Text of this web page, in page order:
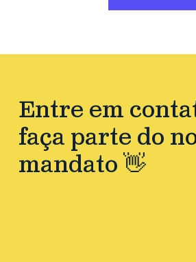
Entre em
faça parte do
mandato 👋